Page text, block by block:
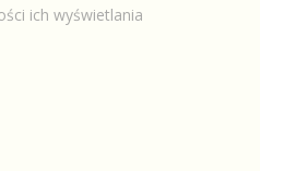
ich wyświetlania